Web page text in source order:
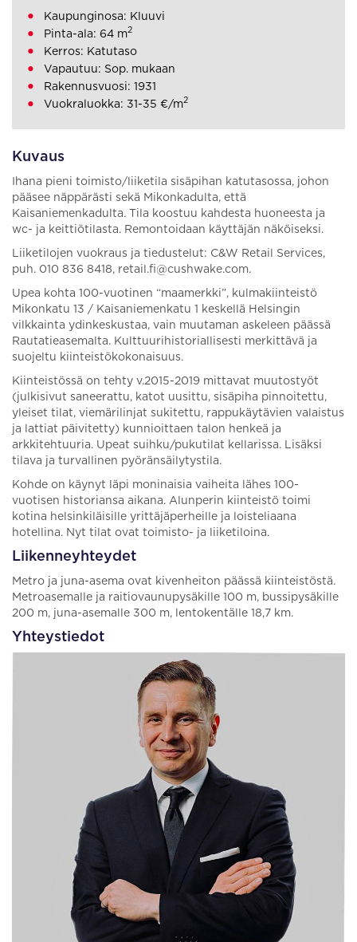
Kuvaus
Ihana pieni toimisto/liiketila sisäpihan katutasossa, johon
pääsee näppärästi sekä Mikonkadulta, että
Kaisaniemenkadulta. Tila koostuu kahdesta huoneesta ja
wc- ja keittiötilasta. Remontoidaan käyttäjän näköiseksi.
Liiketilojen vuokraus ja tiedustelut: C&W Retail Services,
puh. 010 836 8418, retail.fi@cushwake.com.
Upea kohta 100-vuotinen “maamerkki”, kulmakiinteistö
Mikonkatu 13 / Kaisaniemenkatu 1 keskellä Helsingin
vilkkainta ydinkeskustaa, vain muutaman askeleen päässä
Rautatieasemalta. Kulttuurihistoriallisesti merkittävä ja
suojeltu kiinteistökokonaisuus.
Kiinteistössä on tehty v.2015-2019 mittavat muutostyöt
(julkisivut saneerattu, katot uusittu, sisäpiha pinnoitettu,
yleiset tilat, viemärilinjat sukitettu, rappukäytävien valaistus
ja lattiat päivitetty) kunnioittaen talon henkeä ja
arkkitehtuuria. Upeat suihku/pukutilat kellarissa. Lisäksi
tilava ja turvallinen pyöränsäilytystila.
Kohde on käynyt läpi moninaisia vaiheita lähes 100-
vuotisen historiansa aikana. Alunperin kiinteistö toimi
kotina helsinkiläisille yrittäjäperheille ja loisteliaana
hotellina. Nyt tilat ovat toimisto- ja liiketiloina.
Liikenneyhteydet
Metro ja juna-asema ovat kivenheiton päässä kiinteistöstä.
Metroasemalle ja raitiovaunupysäkille 100 m, bussipysäkille
200 m, juna-asemalle 300 m, lentokentälle 18,7 km.
Yhteystiedot
Kaupunginosa: Kluuvi
Pinta-ala: 64 m2
Kerros: Katutaso
Vapautuu: Sop. mukaan
Rakennusvuosi: 1931
Vuokraluokka: 31-35 €/m2